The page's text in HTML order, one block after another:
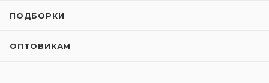
ПОДБОРКИ
ОПТОВИКАМ